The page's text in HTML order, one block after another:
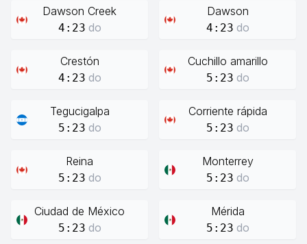
Dawson Creek
4:23 do
Dawson
4:23 do
Crestón
4:23 do
Cuchillo amarillo
5:23 do
Tegucigalpa
5:23 do
Corriente rápida
5:23 do
Reina
5:23 do
Monterrey
5:23 do
Ciudad de México
5:23 do
Mérida
5:23 do